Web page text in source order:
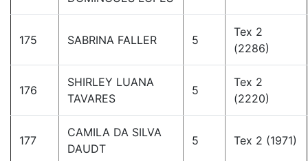
175 SABRINA FALLER 5
Tex 2
(2286)
176
SHIRLEY LUANA
TAVARES
5
Tex 2
(2220)
177
CAMILA DA SILVA
DAUDT
5 Tex 2 (1971)